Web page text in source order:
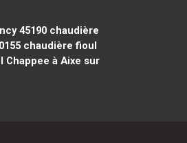
45190 chaudière
chaudière fioul
Chappee à Aixe sur